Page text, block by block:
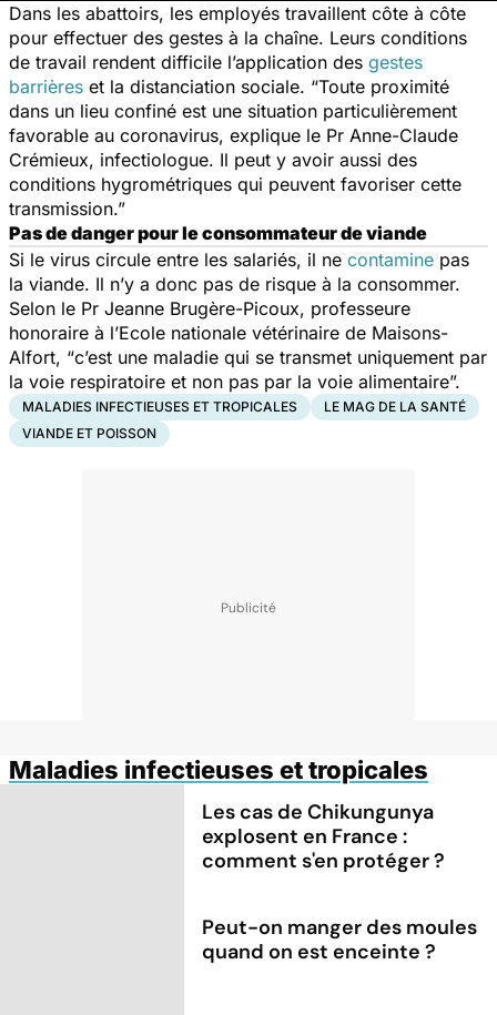
Dans les abattoirs, les employés travaillent côte à côte
pour effectuer des gestes à la chaîne. Leurs conditions
de travail rendent difficile l’application des gestes
barrières et la distanciation sociale. “Toute proximité
dans un lieu confiné est une situation particulièrement
favorable au coronavirus, explique le Pr Anne-Claude
Crémieux, infectiologue. Il peut y avoir aussi des
conditions hygrométriques qui peuvent favoriser cette
transmission.”
Pas de danger pour le consommateur de viande
Si le virus circule entre les salariés, il ne contamine pas
la viande. Il n’y a donc pas de risque à la consommer.
Selon le Pr Jeanne Brugère-Picoux, professeure
honoraire à l’Ecole nationale vétérinaire de Maisons-
Alfort, “c’est une maladie qui se transmet uniquement par
la voie respiratoire et non pas par la voie alimentaire”.
MALADIES INFECTIEUSES ET TROPICALES
LE MAG DE LA SANTÉ
VIANDE ET POISSON
Maladies infectieuses et tropicales
Les cas de Chikungunya
explosent en France :
comment s'en protéger ?
Peut-on manger des moules
quand on est enceinte ?